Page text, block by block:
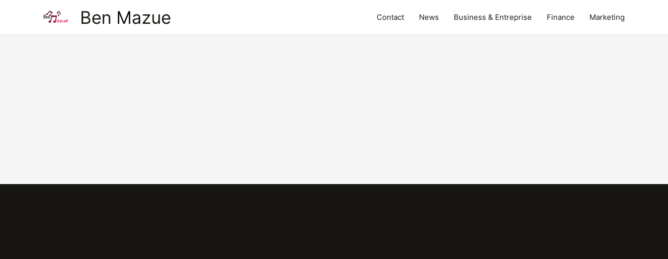
Ben Mazue Contact News Business & Entreprise Finance Marketing